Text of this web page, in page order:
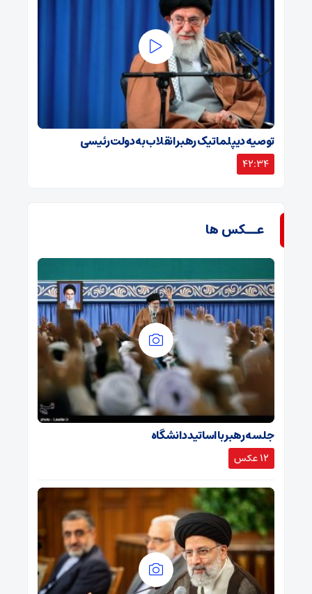
توصیه دیپلماتیک رهبر انقلاب به دولت رئیسی
42:34
عــکس ها
جلسه رهبر با اساتید دانشگاه
12 عکس